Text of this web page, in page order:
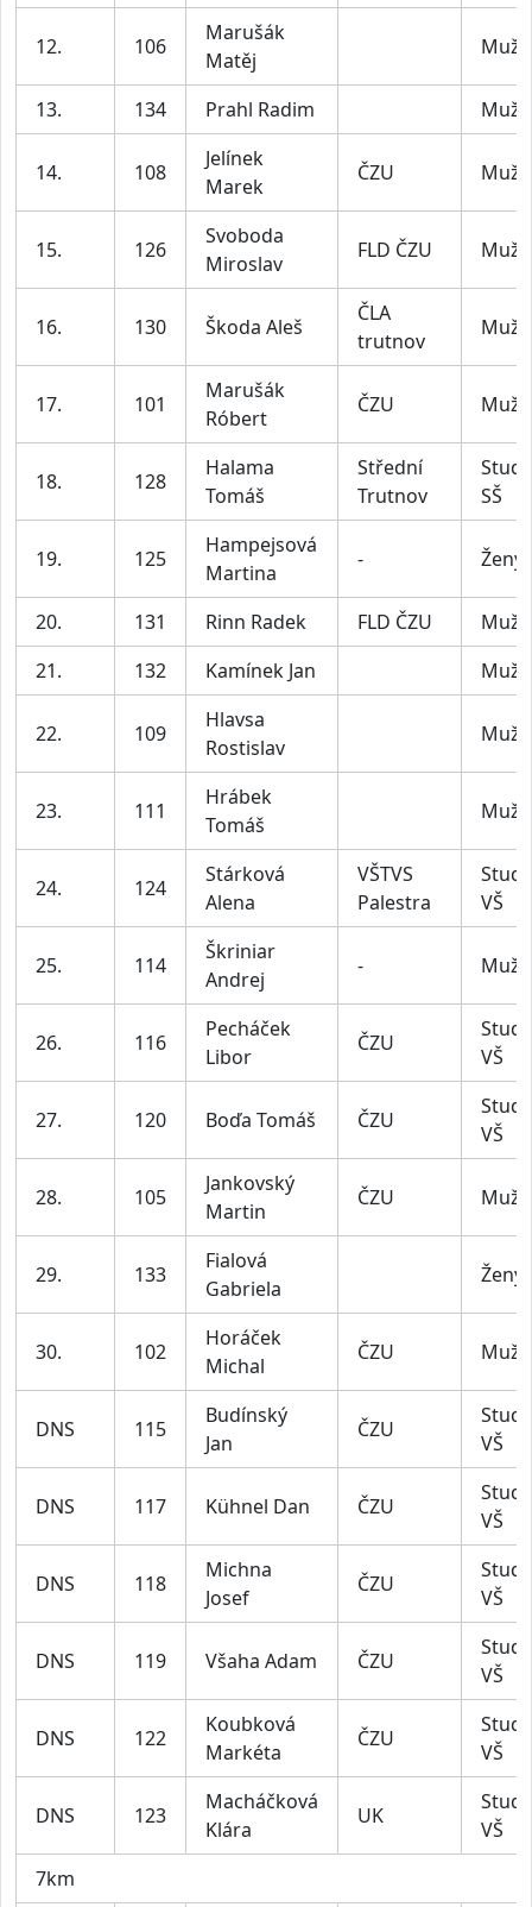
12. 106
Marušák
Matěj
Muži
13. 134 Prahl Radim Muži
14. 108
Jelínek
Marek
ČZU Muži
15. 126
Svoboda
Miroslav
FLD ČZU Muži
16. 130 Škoda Aleš
ČLA
trutnov
Muži
17. 101
Marušák
Róbert
ČZU Muži
18. 128
Halama
Tomáš
Střední
Trutnov
SŠ
19. 125
Hampejsová
Martina
- Ženy
20. 131 Rinn Radek FLD ČZU
Muži
21.
132 Kamínek Jan Muži
22. 109
Hlavsa
Rostislav
Muži
23. 111
Hrábek
Tomáš
Muži
24. 124
Stárková
Alena
VŠTVS
Palestra
VŠ
25. 114
Škriniar
Andrej
- Muži
26. 116
Pecháček
Libor
ČZU
VŠ
27. 120 Boďa Tomáš ČZU
VŠ
28. 105
Jankovský
Martin
ČZU Muži
29. 133
Fialová
Gabriela
Ženy
30. 102
Horáček
Michal
ČZU Muži
DNS 115
Budínský
Jan
ČZU
VŠ
DNS 117 Kühnel Dan ČZU
VŠ
DNS 118
Michna
Josef
ČZU
VŠ
DNS 119 Všaha Adam ČZU
VŠ
DNS 122
Koubková
Markéta
ČZU
VŠ
DNS 123
Macháčková
Klára
UK
VŠ
7km